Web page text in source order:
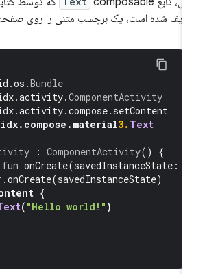
شده است، یک برچسب متنی را روی صفحه
.os.Bundle
.activity.ComponentActivity
.activity.compose.setContent
.compose.material3.Text
: ComponentActivity ()
fun onCreate(savedInstanceState
.onCreate(savedInstanceState
Text("Hello world!"